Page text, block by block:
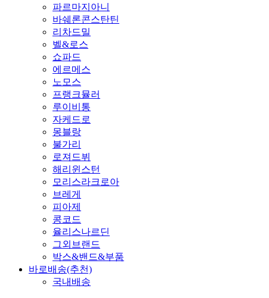
파르마지아니
바쉐론콘스탄틴
리차드밀
벨&로스
쇼파드
에르메스
노모스
프랭크뮬러
루이비통
자케드로
몽블랑
불가리
로져드뷔
해리윈스턴
모리스라크로아
브레게
피아제
콩코드
율리스나르딘
그외브랜드
박스&밴드&부품
바로배송(추천)
국내배송